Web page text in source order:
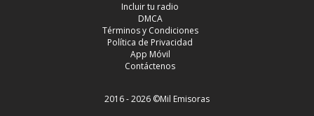
Incluir tu radio
DMCA
Términos y Condiciones
Política de Privacidad
App Móvil
Contáctenos
2016 - 2026 ©Mil Emisoras